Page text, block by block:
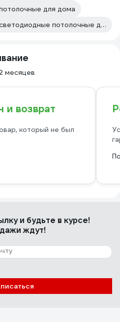
для дома
Светильники накладные светодиодные потолочные для дома
месяцев
и возврат
который не был
и будьте в курсе!
ждут!